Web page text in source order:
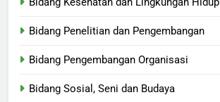
Bidang Penelitian dan Pengembangan
Bidang Pengembangan Organisasi
Bidang Sosial, Seni dan Budaya